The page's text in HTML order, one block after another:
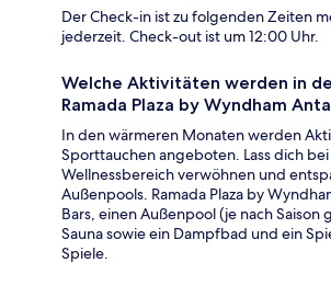
Der Check-in ist zu folgenden Zeiten
jederzeit. Check-out ist um 12:00 Uhr.
Welche Aktivitäten werden in
Ramada Plaza by Wyndham
In den wärmeren Monaten werden
Sporttauchen angeboten. Lass dich
Wellnessbereich verwöhnen und
Außenpools. Ramada Plaza by
Bars, einen Außenpool (je nach
Sauna sowie ein Dampfbad und ein
Spiele.